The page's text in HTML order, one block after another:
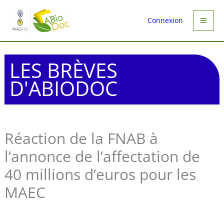
contenu
Connexion
LES BRÈVES
D'ABIODOC
Réaction de la FNAB à
l’annonce de l’affectation de
40 millions d’euros pour les
MAEC